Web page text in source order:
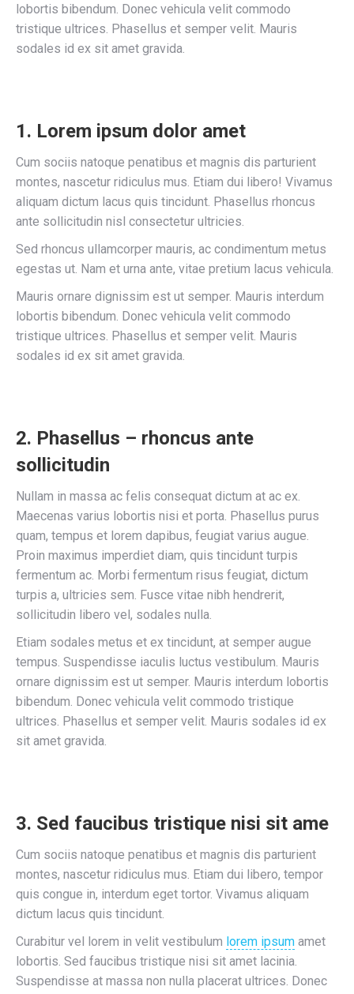
lobortis bibendum. Donec vehicula velit commodo
tristique ultrices. Phasellus et semper velit. Mauris
sodales id ex sit amet gravida.
1. Lorem ipsum dolor amet
Cum sociis natoque penatibus et magnis dis parturient
montes, nascetur ridiculus mus. Etiam dui libero! Vivamus
aliquam dictum lacus quis tincidunt. Phasellus rhoncus
ante sollicitudin nisl consectetur ultricies.
Sed rhoncus ullamcorper mauris, ac condimentum metus
egestas ut. Nam et urna ante, vitae pretium lacus vehicula.
Mauris ornare dignissim est ut semper. Mauris interdum
lobortis bibendum. Donec vehicula velit commodo
tristique ultrices. Phasellus et semper velit. Mauris
sodales id ex sit amet gravida.
2. Phasellus – rhoncus ante
sollicitudin
Nullam in massa ac felis consequat dictum at ac ex.
Maecenas varius lobortis nisi et porta. Phasellus purus
quam, tempus et lorem dapibus, feugiat varius augue.
Proin maximus imperdiet diam, quis tincidunt turpis
fermentum ac. Morbi fermentum risus feugiat, dictum
turpis a, ultricies sem. Fusce vitae nibh hendrerit,
sollicitudin libero vel, sodales nulla.
Etiam sodales metus et ex tincidunt, at semper augue
tempus. Suspendisse iaculis luctus vestibulum. Mauris
ornare dignissim est ut semper. Mauris interdum lobortis
bibendum. Donec vehicula velit commodo tristique
ultrices. Phasellus et semper velit. Mauris sodales id ex
sit amet gravida.
3. Sed faucibus tristique nisi sit ame
Cum sociis natoque penatibus et magnis dis parturient
montes, nascetur ridiculus mus. Etiam dui libero, tempor
quis congue in, interdum eget tortor. Vivamus aliquam
dictum lacus quis tincidunt.
Curabitur vel lorem in velit vestibulum lorem ipsum amet
lobortis. Sed faucibus tristique nisi sit amet lacinia.
Suspendisse at massa non nulla placerat ultrices. Donec